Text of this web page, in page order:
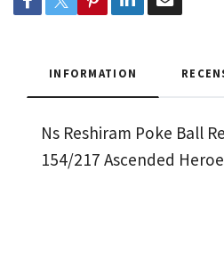
INFORMATION
Ns Reshiram Poke Ball
154/217 Ascended